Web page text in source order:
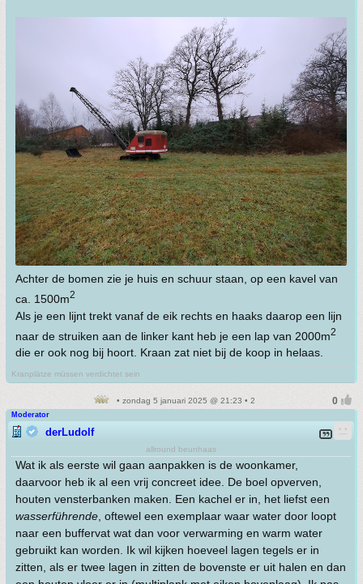
Achter de bomen zie je huis en schuur staan, op een kavel van
ca. 1500m2
Als je een lijnt trekt vanaf de eik rechts en haaks daarop een lijn
naar de struiken aan de linker kant heb je een lap van 2000m2
die er ook nog bij hoort. Kraan zat niet bij de koop in helaas.
Kranplätze müssen verdichtet sein
• zondag 5 januari 2025 @ 21:23 • 2
Moderator
derLudolf
allround beunhaas
Wat ik als eerste wil gaan aanpakken is de woonkamer,
daarvoor heb ik al een vrij concreet idee. De boel opverven,
houten vensterbanken maken. Een kachel er in, het liefst een
wasserführende, oftewel een exemplaar waar water door loopt
naar een buffervat wat dan voor verwarming en warm water
gebruikt kan worden. Ik wil kijken hoeveel lagen tegels er in
zitten, als er twee lagen in zitten de bovenste er uit halen en dan